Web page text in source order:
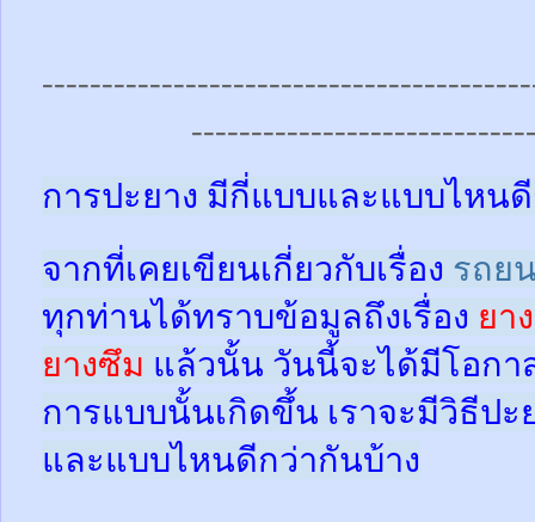
การปะยาง มีกี่แบบและแบบไหน
จากที่เคยเขียนเกี่ยวกับเรื่อง รถย
ทุกท่านได้ทราบข้อมูลถึงเรื่อง ยา
ยางซึม แล้วนั้น วันนี้จะได้มีโอกา
การแบบนั้นเกิดขึ้น เราจะมีวิธีปะ
และแบบไหนดีกว่ากันบ้าง